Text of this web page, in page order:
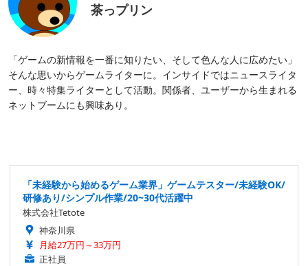
茶っプリン
「ゲームの新情報を一番に知りたい、そして色んな人に広めたい」
そんな思いからゲームライターに。インサイドではニュースライタ
ー、時々特集ライターとして活動。関係者、ユーザーから生まれる
ネットブームにも興味あり。
「未経験から始めるゲーム業界」ゲームテスター/未経験OK/
研修あり/シンプル作業/20~30代活躍中
株式会社Tetote
神奈川県
月給27万円～33万円
正社員